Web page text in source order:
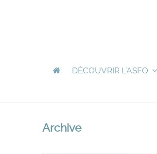
DÉCOUVRIR L’ASFO
Archive